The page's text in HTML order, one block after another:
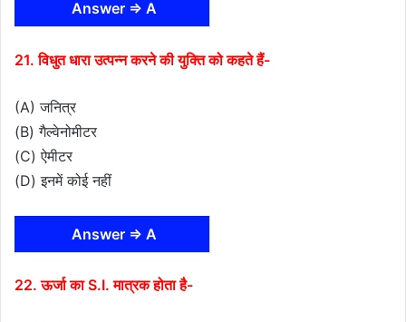
Answer ⇒ A
21. विधुत धारा उत्पन्न करने की युक्ति को कहते हैं-
(A) जनित्र
(B) गैल्वेनोमीटर
(C) ऐमीटर
(D) इनमें कोई नहीं
Answer ⇒ A
22. ऊर्जा का S.I. मात्रक होता है-